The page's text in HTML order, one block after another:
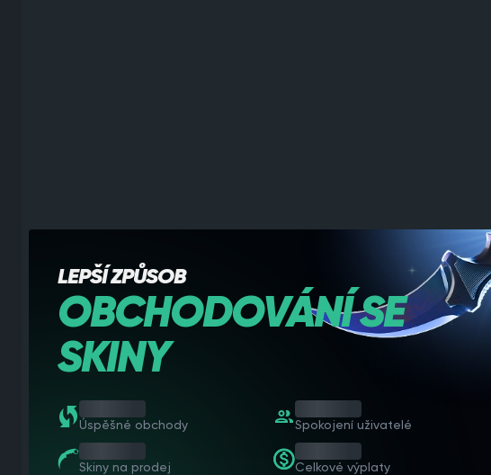
LEPŠÍ ZPŮSOB
OBCHODOVÁNÍ SE
SKINY
Úspěšné obchody
Spokojení uživatelé
Skiny na prodej
Celkové výplaty